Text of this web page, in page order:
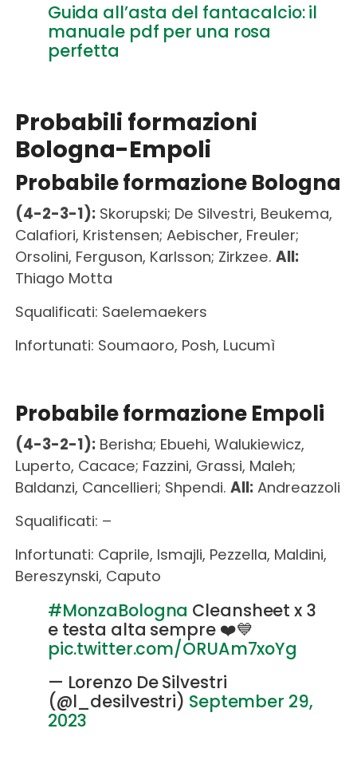
Guida all’asta del fantacalcio: il
manuale pdf per una rosa
perfetta
Probabili formazioni
Bologna-Empoli
Probabile formazione Bologna
(4-2-3-1):Skorupski; De Silvestri, Beukema,
Calafiori, Kristensen; Aebischer, Freuler;
Orsolini, Ferguson, Karlsson; Zirkzee. All:
Thiago Motta
Squalificati: Saelemaekers
Infortunati: Soumaoro, Posh, Lucumì
Probabile formazione Empoli
(4-3-2-1):Berisha; Ebuehi, Walukiewicz,
Luperto, Cacace; Fazzini, Grassi, Maleh;
Baldanzi, Cancellieri; Shpendi. All:Andreazzoli
Squalificati: –
Infortunati: Caprile, Ismajli, Pezzella, Maldini,
Bereszynski, Caputo
#MonzaBologna Cleansheet x 3
e testa alta sempre ❤️💙
pic.twitter.com/ORUAm7xoYg
— Lorenzo De Silvestri
(@l_desilvestri) September 29,
2023